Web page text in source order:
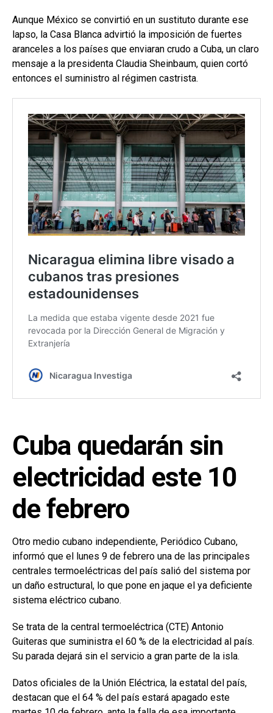
Aunque México se convirtió en un sustituto durante ese
lapso, la Casa Blanca advirtió la imposición de fuertes
aranceles a los países que enviaran crudo a Cuba, un claro
mensaje a la presidenta Claudia Sheinbaum, quien cortó
entonces el suministro al régimen castrista.
Cuba quedarán sin
electricidad este 10
de febrero
Otro medio cubano independiente, Periódico Cubano,
informó que el lunes 9 de febrero una de las principales
centrales termoeléctricas del país salió del sistema por
un daño estructural, lo que pone en jaque el ya deficiente
sistema eléctrico cubano.
Se trata de la central termoeléctrica (CTE) Antonio
Guiteras que suministra el 60 % de la electricidad al país.
Su parada dejará sin el servicio a gran parte de la isla.
Datos oficiales de la Unión Eléctrica, la estatal del país,
destacan que el 64 % del país estará apagado este